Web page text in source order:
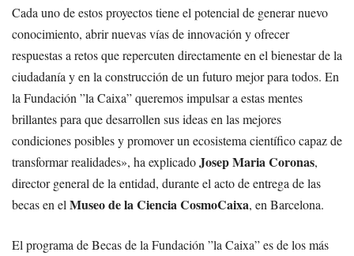
Cada uno de estos proyectos tiene el potencial de generar nuevo
conocimiento, abrir nuevas vías de innovación y ofrecer
respuestas a retos que repercuten directamente en el bienestar de la
ciudadanía y en la construcción de un futuro mejor para todos. En
la Fundación ”la Caixa” queremos impulsar a estas mentes
brillantes para que desarrollen sus ideas en las mejores
condiciones posibles y promover un ecosistema científico capaz de
transformar realidades», ha explicadoJosep Maria Coronas,
director general de la entidad, durante el acto de entrega de las
becas en el Museo de la Ciencia CosmoCaixa, en Barcelona.
El programa de Becas de la Fundación ”la Caixa” es de los más